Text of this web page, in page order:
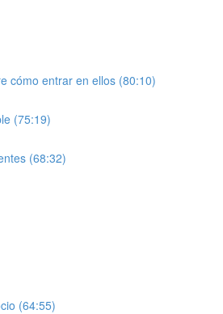
cómo entrar en ellos (80:10)
(75:19)
(68:32)
(64:55)